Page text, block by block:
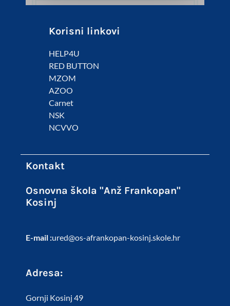
Korisni linkovi
HELP4U
RED BUTTON
MZOM
AZOO
Carnet
NSK
NCVVO
Kontakt
Osnovna škola "Anž Frankopan"
Kosinj
E-mail :ured@os-afrankopan-kosinj.skole.hr
Adresa:
Gornji Kosinj 49